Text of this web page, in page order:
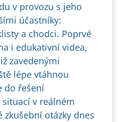
v provozu s jeho
účastníky:
a chodci. Poprvé
i edukativní videa,
zavedenými
lépe vtáhnou
do řešení
v reálném
zkušební otázky dnes